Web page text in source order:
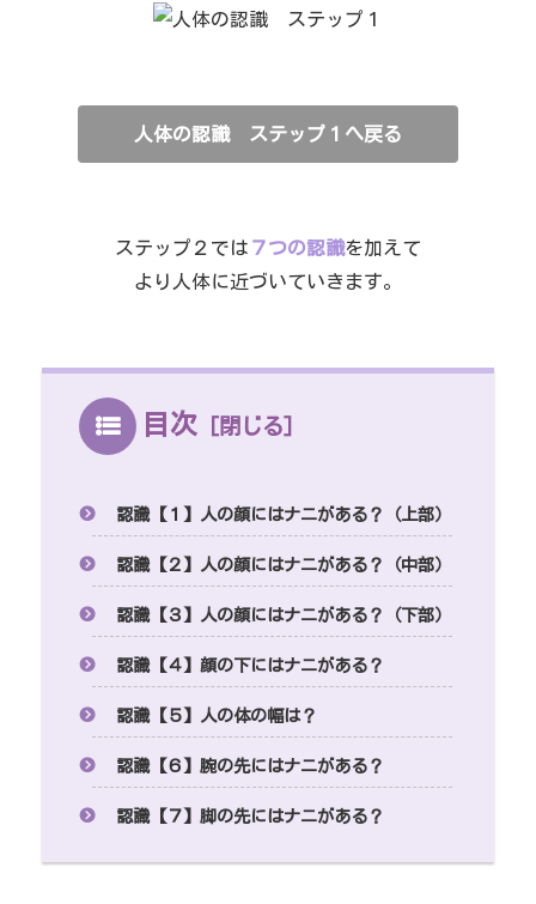
人体の認識 ステップ１へ戻る
ステップ２では ７つの認識を加えて
より人体に近づいていきます。
目次
認識【１】人の顔にはナニがある？（上部）
認識【２】人の顔にはナニがある？（中部）
認識【３】人の顔にはナニがある？（下部）
認識【４】顔の下にはナニがある？
認識【５】人の体の幅は？
認識【６】腕の先にはナニがある？
認識【７】脚の先にはナニがある？